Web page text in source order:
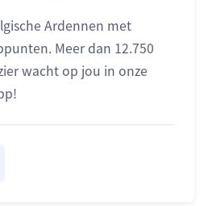
Ardennen met
Meer dan 12.750
wacht op jou in onze